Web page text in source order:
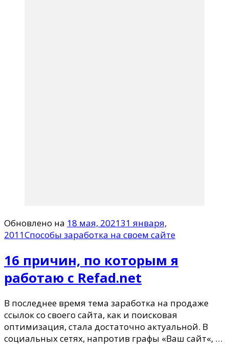
Обновлено на 18 мая, 202131 января,
2011Способы заработка на своем сайте
16 причин, по которым я
работаю с Refad.net
В последнее время тема заработка на продаже
ссылок со своего сайта, как и поисковая
оптимизация, стала достаточно актуальной. В
социальных сетях, напротив графы «Ваш сайт«, …